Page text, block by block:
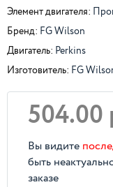
Элемент двигателя:
Бренд: FG Wilson
Двигатель: Perkins
Изготовитель: FG
504.00
Вы видите
быть
заказе